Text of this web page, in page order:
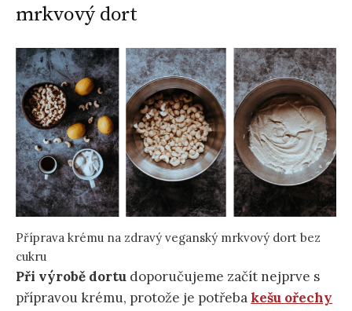
mrkvový dort
Příprava krému na zdravý veganský mrkvový dort bez
cukru
Při výrobě dortu doporučujeme začít nejprve s
přípravou krému, protože je potřeba kešu ořechy